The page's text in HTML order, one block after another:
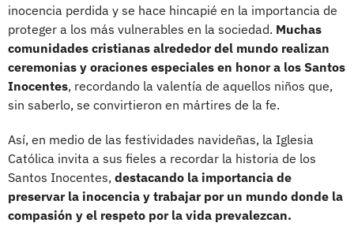
inocencia perdida y se hace hincapié en la importancia de
proteger a los más vulnerables en la sociedad. Muchas
comunidades cristianas alrededor del mundo realizan
ceremonias y oraciones especiales en honor a los Santos
Inocentes, recordando la valentía de aquellos niños que,
sin saberlo, se convirtieron en mártires de la fe.
Así, en medio de las festividades navideñas, la Iglesia
Católica invita a sus fieles a recordar la historia de los
Santos Inocentes, destacando la importancia de
preservar la inocencia y trabajar por un mundo donde la
compasión y el respeto por la vida prevalezcan.